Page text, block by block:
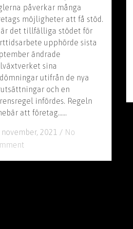
påverkar många
möjligheter att få stöd.
det tillfälliga stödet för
upphörde sista
ändrade
sina
utifrån de nya
och en
infördes. Regeln
att företag......
november, 2021 / No